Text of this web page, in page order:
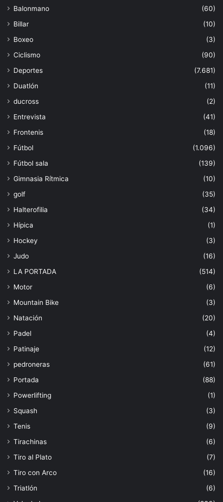
Balonmano
(60)
Billar
(10)
Boxeo
(3)
Ciclismo
(90)
Deportes
(7.681)
Duatlón
(11)
ducross
(2)
Entrevista
(41)
Frontenis
(18)
Fútbol
(1.096)
Fútbol sala
(139)
Gimnasia Rítmica
(10)
golf
(35)
Halterofilia
(34)
Hípica
(1)
Hockey
(3)
Judo
(16)
LA PORTADA
(514)
Motor
(6)
Mountain Bike
(3)
Natación
(20)
Padel
(4)
Patinaje
(12)
pedroneras
(61)
Portada
(88)
Powerlifting
(1)
Squash
(3)
Tenis
(9)
Tirachinas
(6)
Tiro al Plato
(7)
Tiro con Arco
(16)
Triatlón
(6)